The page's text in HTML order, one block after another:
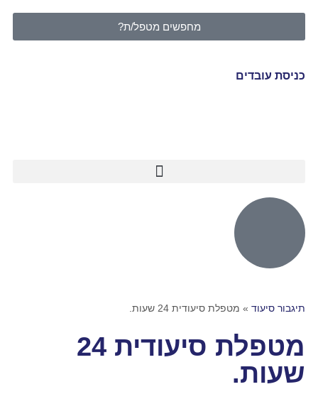
מחפשים מטפל/ת?
כניסת עובדים
תיגבור סיעוד » מטפלת סיעודית 24 שעות.
מטפלת סיעודית 24
שעות.